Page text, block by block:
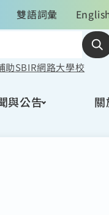
雙語詞彙
助SBIR網路大學校
與公告